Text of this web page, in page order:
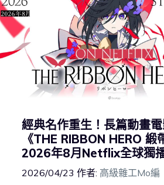
經典名作重生！長篇動畫
《THE RIBBON HERO 緞
2026年8月Netflix全球獨
2026/04/23 作者: 高級雜工Mo編